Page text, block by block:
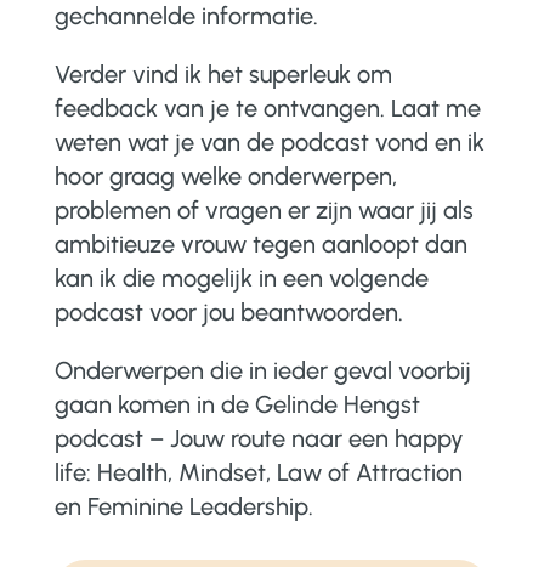
gechannelde informatie.
Verder vind ik het superleuk om
feedback van je te ontvangen. Laat me
weten wat je van de podcast vond en ik
hoor graag welke onderwerpen,
problemen of vragen er zijn waar jij als
ambitieuze vrouw tegen aanloopt dan
kan ik die mogelijk in een volgende
podcast voor jou beantwoorden.
Onderwerpen die in ieder geval voorbij
gaan komen in de Gelinde Hengst
podcast – Jouw route naar een happy
life: Health, Mindset, Law of Attraction
en Feminine Leadership.